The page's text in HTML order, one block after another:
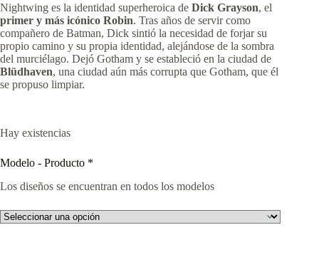
Nightwing es la identidad superheroica de Dick Grayson, el
primer y más icónico Robin. Tras años de servir como
compañero de Batman, Dick sintió la necesidad de forjar su
propio camino y su propia identidad, alejándose de la sombra
del murciélago. Dejó Gotham y se estableció en la ciudad de
Blüdhaven, una ciudad aún más corrupta que Gotham, que él
se propuso limpiar.
Hay existencias
Modelo - Producto *
Los diseños se encuentran en todos los modelos